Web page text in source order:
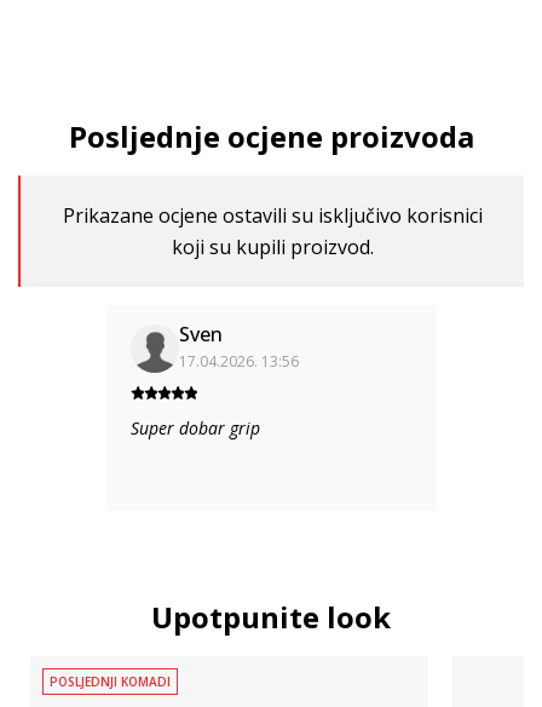
Posljednje ocjene proizvoda
Prikazane ocjene ostavili su isključivo korisnici
koji su kupili proizvod.
Sven
17.04.2026. 13:56
Super dobar grip
Upotpunite look
POSLJEDNJI KOMADI